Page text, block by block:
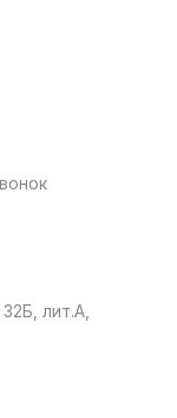
лит.А,